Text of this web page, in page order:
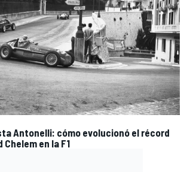
Antonelli: cómo evolucionó el récord
Chelem en la F1